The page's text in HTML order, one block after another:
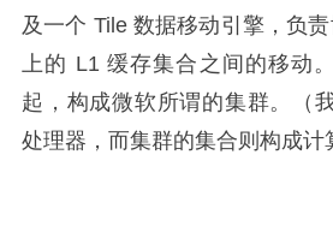
及一个 Tile 数据移动引擎，负
上的 L1 缓存集合之间的移动
起，构成微软所谓的集群。（
处理器，而集群的集合则构成计